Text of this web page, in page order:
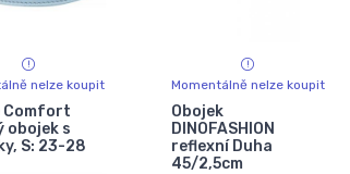
nelze koupit
Comfort
obojek s
S: 23-28
Momentálně nelze koupit
Obojek
DINOFASHION
reflexní Duha
45/2,5cm